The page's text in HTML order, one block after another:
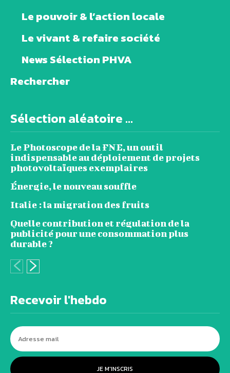
Le pouvoir & l’action locale
Le vivant & refaire société
News Sélection PHVA
Rechercher
Sélection aléatoire ...
Le Photoscope de la FNE, un outil
indispensable au déploiement de projets
photovoltaïques exemplaires
Énergie, le nouveau souffle
Italie : la migration des fruits
Quelle contribution et régulation de la
publicité pour une consommation plus
durable ?
Recevoir l'hebdo
JE M'INSCRIS